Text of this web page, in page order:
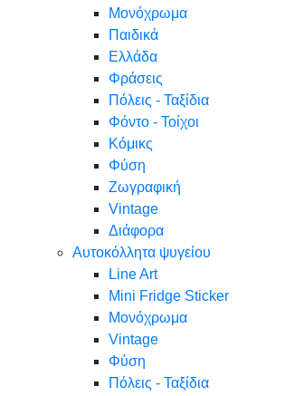
Μονόχρωμα
Παιδικά
Ελλάδα
Φράσεις
Πόλεις - Ταξίδια
Φόντο - Τοίχοι
Κόμικς
Φύση
Ζωγραφική
Vintage
Διάφορα
Αυτοκόλλητα ψυγείου
Line Art
Mini Fridge Sticker
Μονόχρωμα
Vintage
Φύση
Πόλεις - Ταξίδια